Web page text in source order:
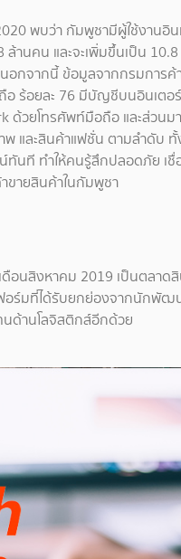
พบว่า กัมพูชามีผู้ใช้งานอิ
านคน และจะเพิ่มขึ้นเป็น
กจากนี้ ข้อมูลจากกรมการค้
ร้อยละ 76 มีบัญชีบนอินเตอร์
ด้วยโทรศัพท์มือถือ และส่วน
พ และสินค้าแฟชั่น ตามลำดับ
ทันที ทำให้คนรู้สึกปลอดภัย เ
ขายสินค้าในกัมพูชา
อนสิงหาคม 2019 เป็นตลา
ร์มที่ได้รับยกย่องจากนักพัฒ
นด้านโลจิสติกส์อีกด้วย